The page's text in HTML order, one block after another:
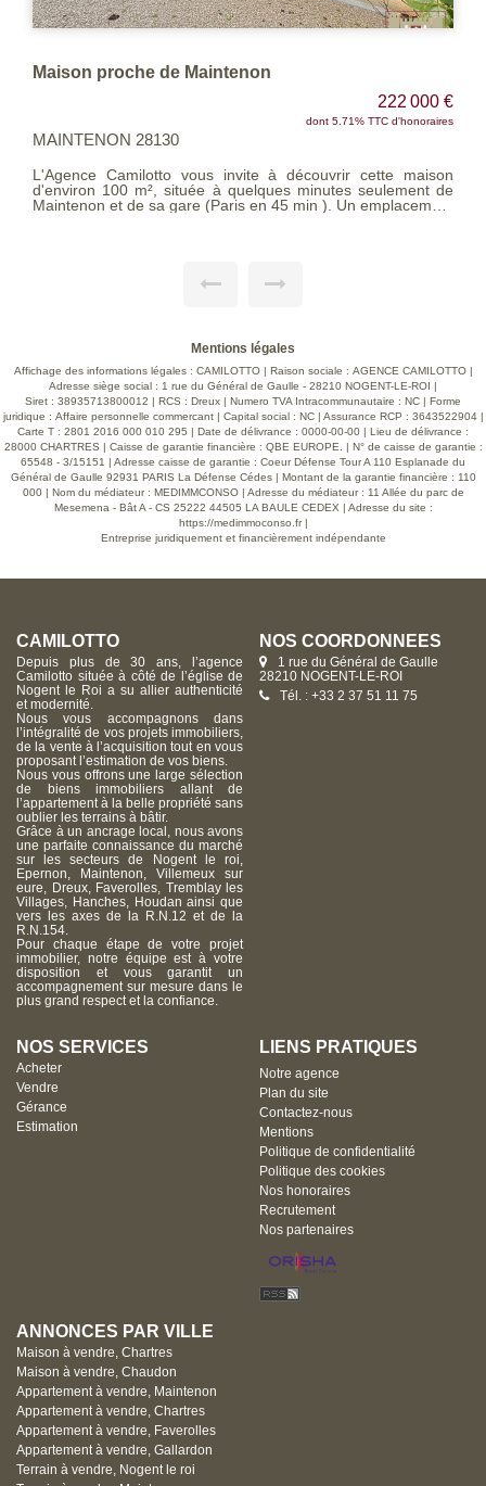
maison
de
espace
vos
485
maison contemporaine de 2021 aux beaux volumes,
et décorée avec goût ! Située à Saint Martin de Nigelles, à
10min d'EPERNON, dans le quartier du bois
tribu. En passant par la baie coulissante à 3
concocter de bons plats tout en étant en compagnie
nuit comprend une suite parentale : une chambre,
grande salle de bains avec douche et baignoire,
séparés. A l'étage, un large palier distribue 3
chambres, une salle d'eau et WC séparés. Depuis ce
vous pouvez accéder à une terrasse de 13m²
jardin, parfaite pour se prélasser avec en prime une
vue dégagée sur mère nature ! Un garage attenant carrelé
de 25m² et une grande allée goudronnée
agrémenter l'ensemble. Profitez de belles prestations : -
Portail automatique - Volets roulants électriques -
chaleur - Allée goudronnée pour plusieurs
Garage carrelé de 25m² Succombez à son charme,
Mentions légales
Affichage des informations légales : CAMILOTTO | Raison sociale : AGENCE CAMILOTTO |
Adresse siège social : 1 rue du Général de Gaulle - 28210 NOGENT-LE-ROI |
Siret : 38935713800012 | RCS : Dreux | Numero TVA Intracommunautaire : NC | Forme
juridique : Affaire personnelle commercant | Capital social : NC | Assurance RCP : 3643522904 |
Carte T : 2801 2016 000 010 295 | Date de délivrance : 0000-00-00 | Lieu de délivrance :
28000 CHARTRES | Caisse de garantie financière : QBE EUROPE. | N° de caisse de garantie :
65548 - 3/15151 | Adresse caisse de garantie : Coeur Défense Tour A 110 Esplanade du
Général de Gaulle 92931 PARIS La Défense Cédes | Montant de la garantie financière : 110
000 | Nom du médiateur : MEDIMMCONSO | Adresse du médiateur : 11 Allée du parc de
Mesemena - Bât A - CS 25222 44505 LA BAULE CEDEX | Adresse du site :
https://medimmoconso.fr|
Entreprise juridiquement et financièrement indépendante
CAMILOTTO
Depuis plus de 30 ans, l’agence
Camilotto située à côté de l’église de
Nogent le Roi a su allier authenticité
et modernité.
Nous vous accompagnons dans
l’intégralité de vos projets immobiliers,
de la vente à l’acquisition tout en vous
proposant l’estimation de vos biens.
Nous vous offrons une large sélection
de biens immobiliers allant de
l’appartement à la belle propriété sans
oublier les terrains à bâtir.
Grâce à un ancrage local, nous avons
une parfaite connaissance du marché
sur les secteurs de Nogent le roi,
Epernon, Maintenon, Villemeux sur
eure, Dreux, Faverolles, Tremblay les
Villages, Hanches, Houdan ainsi que
vers les axes de la R.N.12 et de la
R.N.154.
Pour chaque étape de votre projet
immobilier, notre équipe est à votre
disposition et vous garantit un
accompagnement sur mesure dans le
plus grand respect et la confiance.
NOS COORDONNÉES
1 rue du Général de Gaulle
28210 NOGENT-LE-ROI
Tél. : +33 2 37 51 11 75
NOS SERVICES
Acheter
Vendre
Gérance
Estimation
LIENS PRATIQUES
Notre agence
Plan du site
Contactez-nous
Mentions
Politique de confidentialité
Politique des cookies
Nos honoraires
Recrutement
Nos partenaires
ANNONCES PAR VILLE
Maison à vendre, Chartres
Maison à vendre, Chaudon
Appartement à vendre, Maintenon
Appartement à vendre, Chartres
Appartement à vendre, Faverolles
Appartement à vendre, Gallardon
Terrain à vendre, Nogent le roi